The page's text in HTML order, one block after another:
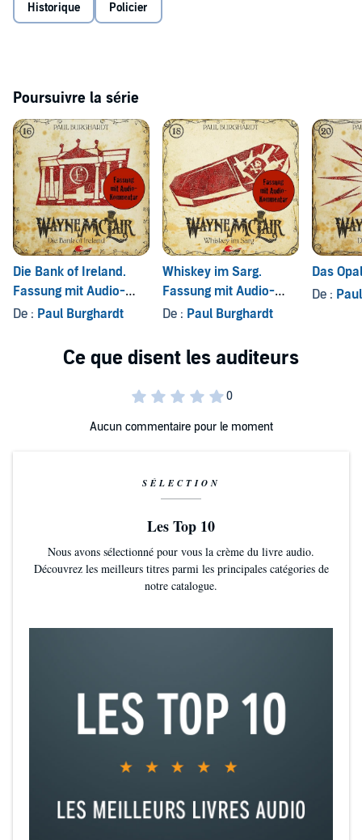
Historique Policier
Poursuivre la série
Die Bank of Ireland.
Fassung mit Audio-
Kommentar
De : Paul Burghardt
Whiskey im Sarg.
Fassung mit Audio-
Kommentar
De : Paul Burghardt
Das
De :
Aucun commentaire pour le moment
SÉLECTION
Les Top 10
Nous avons sélectionné pour vous la crème du livre audio.
Découvrez les meilleurs titres parmi les principales catégories de
notre catalogue.